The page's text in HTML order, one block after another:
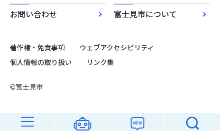
お問い合わせ
富士見市について
著作権・免責事項
ウェブアクセシビリティ
個人情報の取り扱い
リンク集
©富士見市